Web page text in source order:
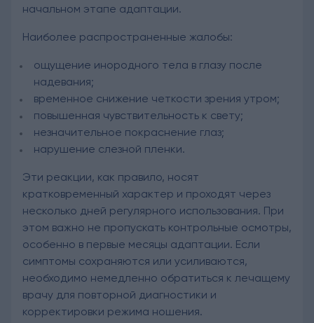
начальном этапе адаптации.
Наиболее распространенные жалобы:
ощущение инородного тела в глазу после
надевания;
временное снижение четкости зрения утром;
повышенная чувствительность к свету;
незначительное покраснение глаз;
нарушение слезной пленки.
Эти реакции, как правило, носят
кратковременный характер и проходят через
несколько дней регулярного использования. При
этом важно не пропускать контрольные осмотры,
особенно в первые месяцы адаптации. Если
симптомы сохраняются или усиливаются,
необходимо немедленно обратиться к лечащему
врачу для повторной диагностики и
корректировки режима ношения.